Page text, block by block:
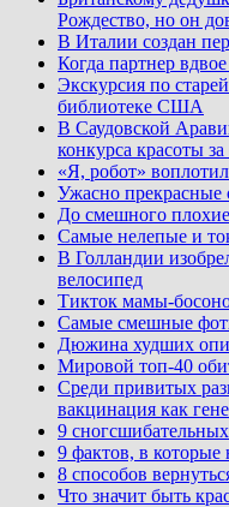
Рождество, но он
В Италии создан
Когда партнер
Экскурсия по
библиотеке США
В Саудовской
конкурса красоты
«Я, робот»
Ужасно прекрасные
До смешного
Самые нелепые и
В Голландии
велосипед
Тикток мамы-
Самые смешные
Дюжина худших
Мировой топ-40
Среди привитых
вакцинация как
9
9 фактов, в
8 способов
Что значит быть